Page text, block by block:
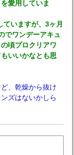
愛用していま
ていますが、3ヶ月
でワンデーアキュ
頃プロクリアワ
いいかなとも思
、乾燥から抜け
ズはないかしら